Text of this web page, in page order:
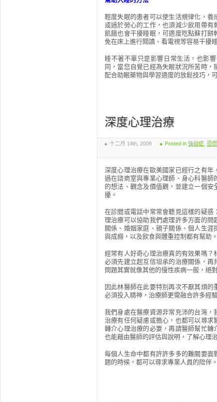
輕度失眠的患者可以使生活規律化，
或過於勞心的工作，也須減少飲用帶
飢餓也會干擾睡眠，可適度吃點蘇打
免在床上進行閱讀、看電視等容易干擾
睡不著不單只是影響日常生活，也影
同，當您自覺已經為失眠狀況所苦時
配合助眠藥物與學習適度的放鬆技巧，
深度心理治療
十二月 14th, 2009 Posted in 強迫症 恐
深度心理治療在歐美國家已經行之有
過在諮商室與專業心理師、身心科醫
的想法、觀念及價值觀，並建立一個
擾。
在診間或電話中常常會聽見這樣的疑
理治療可以協助我們處理許多方面的
關係、婚姻家庭、親子關係、個人生
與成癮，以及飲食與體重控制都有幫助
經常有人好奇心理治療真的有效果嗎
必須先建立起互信坦承的治療關係，
問題其實就像其他的慢性疾病一般，絕
因此林醫師在此要特別再次不厭其煩
必須投入精神，治療師更需融合許多經
我們身處在醫療資源非常充沛的台灣
治療有任何疑慮或擔心，也都可以尋
轉介心理治療的必要，再請醫師幫忙
也能藉由醫師的評估與說明，了解心理
每個人生命中都有許許多多的難關要
題的時候，都可以尋求專業人員的陪伴